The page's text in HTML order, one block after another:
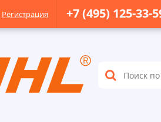
Регистрация +7 (495) 125-33-